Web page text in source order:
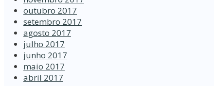
outubro 2017
setembro 2017
agosto 2017
julho 2017
junho 2017
maio 2017
abril 2017